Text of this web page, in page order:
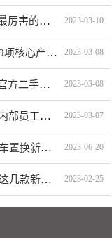
电动汽车降价排行榜，电动汽车降价最厉害的品牌是？ 2023-03-10
2023款欧拉好猫值得买吗？新款好猫9项核心产品力重磅升级 2023-03-08
一图读懂极氪官方二手车认证，极氪官方二手车入口上线 2023-03-08
蔚来内部员工可以10万买车吗？蔚来内部员工爆料 2023-03-07
比亚迪置换补贴政策2023，比亚迪旧车置换新车价格表 2023-06-20
2022建议买车SUV排行榜，除了油车这几款新能源SUV也建议买 2023-02-25